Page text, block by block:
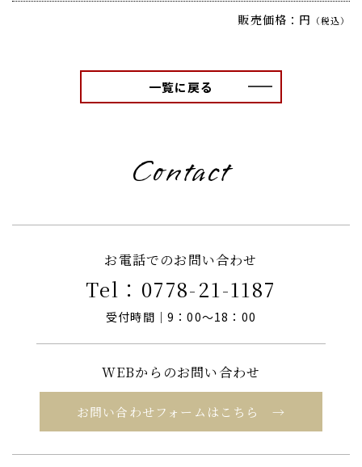
販売価格：円 （税込）
一覧に戻る
Contact
お電話でのお問い合わせ
Tel： 0778-21-1187
受付時間｜9：00～18：00
WEBからのお問い合わせ
お問い合わせフォームはこちら →